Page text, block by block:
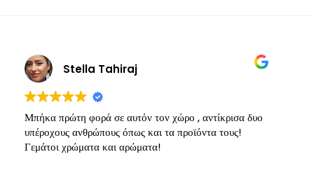
Stella Tahiraj
Μπήκα πρώτη φορά σε αυτόν τον χώρο , αντίκρισα δυο
υπέροχους ανθρώπους όπως και τα προϊόντα τους!
Γεμάτοι χρώματα και αρώματα!